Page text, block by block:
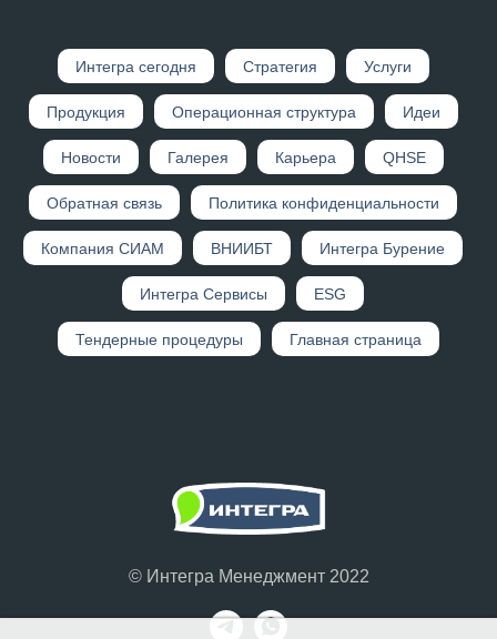
Интегр а сегодня Стратегия Услуги
Продукция Операционная структура Идеи
Новости Галерея Карьера QHSE
Обратная связь Политика конфиденциальности
Компания СИАМ ВНИИБТ Интегра Бурение
Интегра Сервисы ESG
Тендерные процедуры Главная страница
© Интегра Менеджмент 2022